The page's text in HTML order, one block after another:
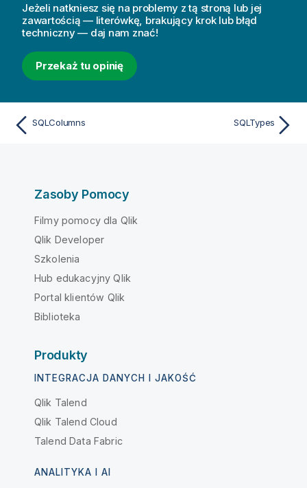
Jeżeli natkniesz się na problemy z tą stroną lub jej
zawartością — literówkę, brakujący krok lub błąd
techniczny — daj nam znać!
Przekaż tu opinię
SQLColumns SQLTypes
Zasoby Pomocy
Filmy pomocy dla Qlik
Qlik Developer
Szkolenia
Hub edukacyjny Qlik
Portal klientów Qlik
Biblioteka
Produkty
INTEGRACJA DANYCH I JAKOŚĆ
Qlik Talend
Qlik Talend Cloud
Talend Data Fabric
ANALITYKA I AI